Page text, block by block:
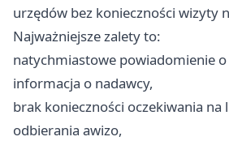
urzędów bez konieczności wizyty
Najważniejsze zalety to:
natychmiastowe powiadomienie o
informacja o nadawcy,
brak konieczności oczekiwania na
odbierania awizo,